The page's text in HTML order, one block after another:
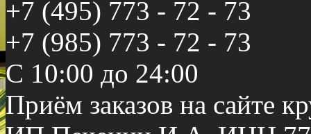
+7 (495) 773 - 72 - 73
+7 (985) 773 - 72 - 73
С 10:00 до 24:00
Приём заказов на сайте